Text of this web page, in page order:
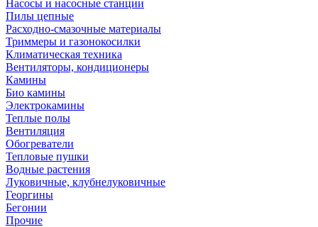
Насосы и насосные станции
Пилы цепные
Расходно-смазочные материалы
Триммеры и газонокосилки
Климатическая техника
Вентиляторы, кондиционеры
Камины
Био камины
Электрокамины
Теплые полы
Вентиляция
Обогреватели
Тепловые пушки
Водные растения
Луковичные, клубнелуковичные
Георгины
Бегонии
Прочие